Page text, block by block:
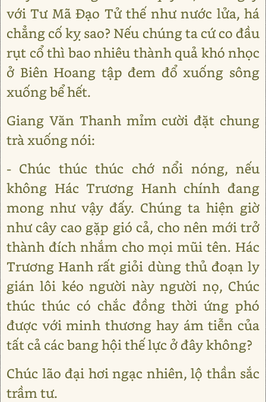
với Tư Mã Đạo Tử thế như nước lửa, há
chẳng cố kỵ sao? Nếu chúng ta cứ co đầu
rụt cổ thì bao nhiêu thành quả khó nhọc
ở Biên Hoang tập đem đổ xuống sông
xuống bể hết.
Giang Văn Thanh mỉm cười đặt chung
trà xuống nói:
- Chúc thúc thúc chớ nổi nóng, nếu
không Hác Trương Hanh chính đang
mong như vậy đấy. Chúng ta hiện giờ
như cây cao gặp gió cả, cho nên mới trở
thành đích nhắm cho mọi mũi tên. Hác
Trương Hanh rất giỏi dùng thủ đoạn ly
gián lôi kéo người này người nọ, Chúc
thúc thúc có chắc đồng thời ứng phó
được với minh thương hay ám tiễn của
tất cả các bang hội thế lực ở đây không?
Chúc lão đại hơi ngạc nhiên, lộ thần sắc
trầm tư.